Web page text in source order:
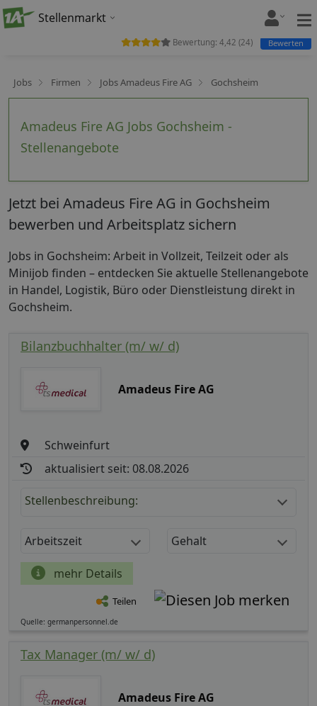
Stellenmarkt
Jobs Firmen Jobs Amadeus Fire AG Gochsheim
Amadeus Fire AG Jobs Gochsheim -
Stellenangebote
Bewertung: 4,42 (24) Bewerten
Jetzt bei Amadeus Fire AG in Gochsheim
bewerben und Arbeitsplatz sichern
Jobs in Gochsheim: Arbeit in Vollzeit, Teilzeit oder als
Minijob finden – entdecken Sie aktuelle Stellenangebote
in Handel, Logistik, Büro oder Dienstleistung direkt in
Gochsheim.
Bilanzbuchhalter (m/ w/ d)
Amadeus Fire AG
Schweinfurt
aktualisiert seit: 08.08.2026
Stellenbeschreibung:
Arbeitszeit Gehalt
mehr Details
Teilen
Quelle: germanpersonnel.de
Tax Manager (m/ w/ d)
Amadeus Fire AG